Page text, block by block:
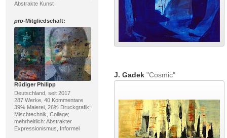
Abstrakte Kunst
pro-Mitgliedschaft:
Rüdiger Philipp
Deutschland, seit 2017
287 Werke, 40 Kommentare
39% Malerei, 26% Druckgrafik;
Mischtechnik, Collage;
mehrheitlich: Abstrakter
Expressionismus, Informel
J. Gadek"Cosmic"